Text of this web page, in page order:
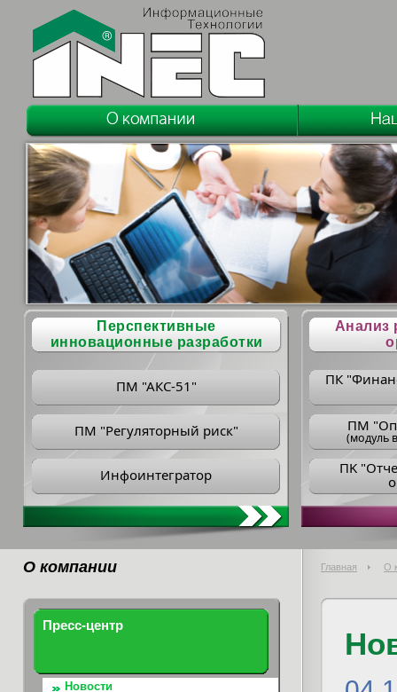
Перспективные
инновационные разработки
ПМ "АКС-51"
ПМ "Регуляторный риск"
Инфоинтегратор
Анализ
ПК
ПM
(модуль
ПK
О компании Главная О
Пресс-центр
Новости